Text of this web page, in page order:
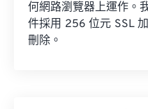
何網路瀏覽器上運作。
件採用 256 位元 SSL
刪除。